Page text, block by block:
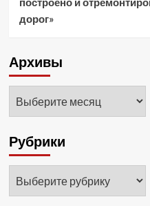
дорог»
Архивы
Рубрики